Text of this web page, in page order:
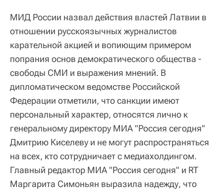
МИД России назвал действия властей Латвии в
отношении русскоязычных журналистов
карательной акцией и вопиющим примером
попрания основ демократического общества -
свободы СМИ и выражения мнений. В
дипломатическом ведомстве Российской
Федерации отметили, что санкции имеют
персональный характер, относятся лично к
генеральному директору МИА "Россия сегодня"
Дмитрию Киселеву и не могут распространяться
на всех, кто сотрудничает с медиахолдингом.
Главный редактор МИА "Россия сегодня" и RT
Маргарита Симоньян выразила надежду, что